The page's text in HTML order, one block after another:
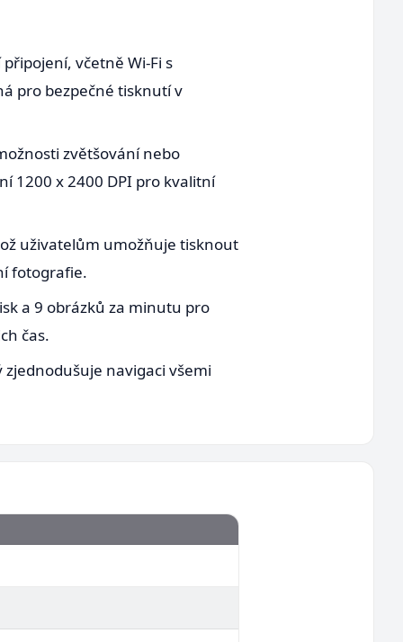
včetně Wi-Fi s
pro bezpečné tisknutí v
zvětšování nebo
1200 x 2400 DPI pro kvalitní
uživatelům umožňuje tisknout
fotografie.
a 9 obrázků za minutu pro
čas.
navigaci všemi